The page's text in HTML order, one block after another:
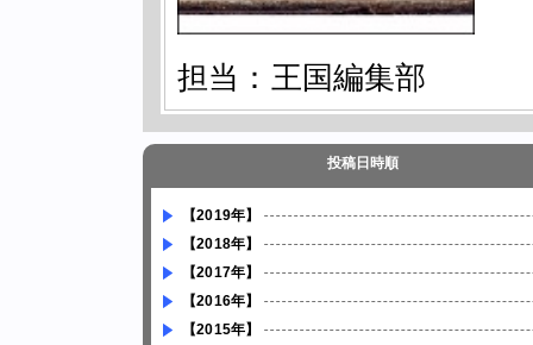
担当：王国編集部
投稿日時順
【2019年】
【2018年】
【2017年】
【2016年】
【2015年】